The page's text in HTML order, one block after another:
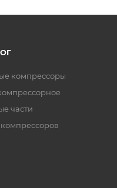
компрессоры
части